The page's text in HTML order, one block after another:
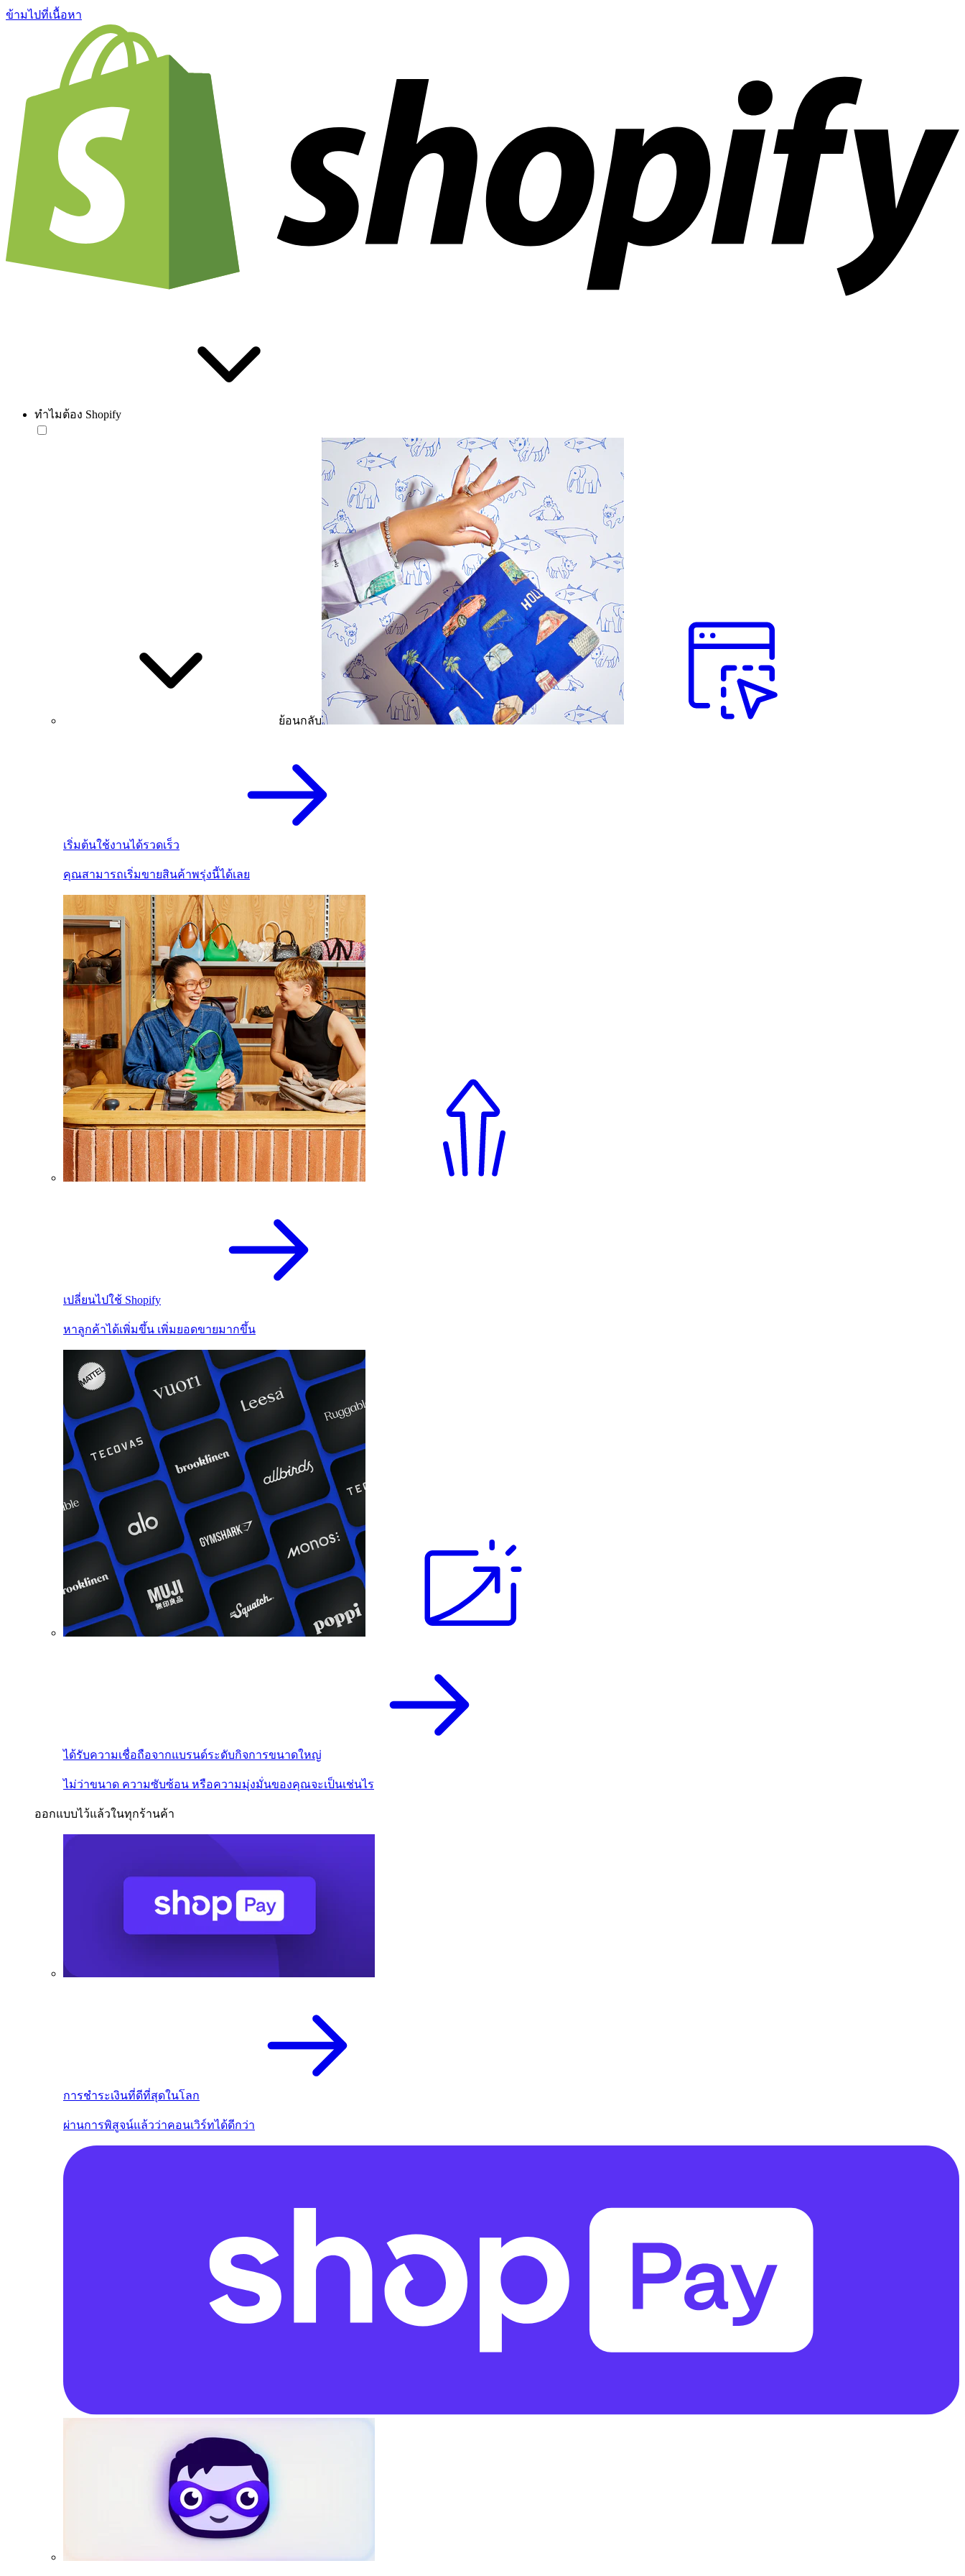
ข้ามไปที่เนื้อหา
ทำไมต้อง Shopify
ย้อนกลับ
เริ่มต้นใช้งานได้รวดเร็ว
คุณสามารถเริ่มขายสินค้าพรุ่งนี้ได้เลย
เปลี่ยนไปใช้ Shopify
หาลูกค้าได้เพิ่มขึ้น เพิ่มยอดขายมากขึ้น
ได้รับความเชื่อถือจากแบรนด์ระดับกิจการขนาดใหญ่
ไม่ว่าขนาด ความซับซ้อน หรือความมุ่งมั่นของคุณจะเป็นเช่นไร
ออกแบบไว้แล้วในทุกร้านค้า
การชำระเงินที่ดีที่สุดในโลก
ผ่านการพิสูจน์แล้วว่าคอนเวิร์ทได้ดีกว่า